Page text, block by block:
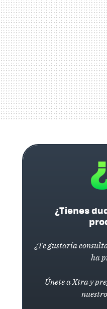
¿Tienes
¿Te gustaría
ha
Únete a Xtra y